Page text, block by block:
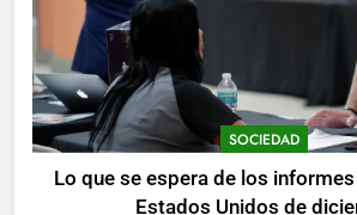
SOCIEDAD
Lo que se espera de los
Estados Unidos de